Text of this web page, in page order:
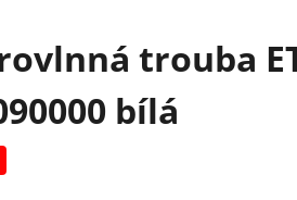
trouba
bílá